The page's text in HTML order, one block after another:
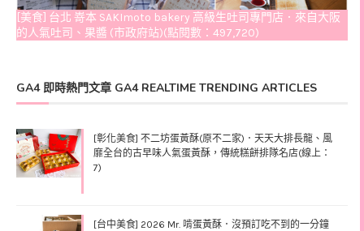
[美食] 台北 嵜本 SAKImoto bakery 高級生吐司專門店．來自大阪
的人氣吐司、果醬 (市政府站)(點閱數：497,720)
GA4 即時熱門文章 GA4 REALTIME TRENDING ARTICLES
[彰化美食] 不二坊蛋黃酥(原不二家)．天天大排長龍、風
靡全台的古早味人氣蛋黃酥，傳統糕餅排隊名店(線上：
7)
[台中美食] 2026 Mr. 啃蛋黃酥．沒預訂吃不到的一分鐘